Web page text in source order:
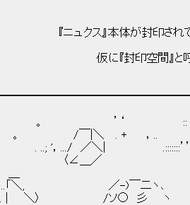
本体が封印されてる
印空間』と呼ぼ
’‘ :: . ..
> 。 /￣|＼ .
.../ ／＼| .:::::::’’ 。
＿／ + :::. /
. : '. ＿ + ，
..「＼, ／-)￣二ヽ､
_. | ＼〉 /ソ○ 彡 ヽ